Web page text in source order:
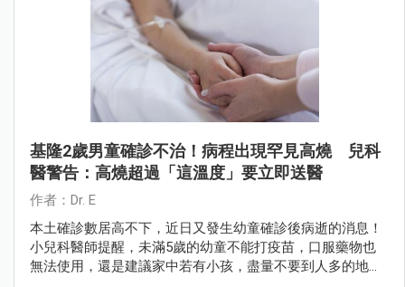
基隆2歲男童確診不治！病程出現罕見高燒 兒科
醫警告：高燒超過「這溫度」要立即送醫
作者：Dr. E
本土確診數居高不下，近日又發生幼童確診後病逝的消息！
小兒科醫師提醒，未滿5歲的幼童不能打疫苗，口服藥物也
無法使用，還是建議家中若有小孩，盡量不要到人多的地方